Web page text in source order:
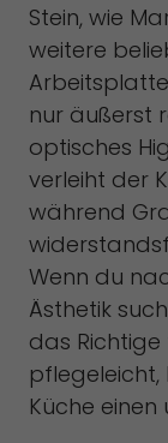
Stein, wie
weitere
nur äußerst
optisches
verleiht der
während
Wenn du
Ästhetik
das Richtige
Küche